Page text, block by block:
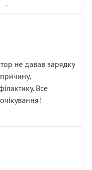
системи
реальної
Після
повернули, що
і скрип у гальмах
оплачена
колеса”
не давав зарядку
Все